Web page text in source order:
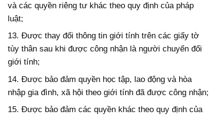
và các quyền riêng tư khác theo quy định của pháp
luật;
13. Được thay đổi thông tin giới tính trên các giấy tờ
tùy thân sau khi được công nhận là người chuyển đổi
giới tính;
14. Được bảo đảm quyền học tập, lao động và hòa
nhập gia đình, xã hội theo giới tính đã được công nhận;
15. Được bảo đảm các quyền khác theo quy định của